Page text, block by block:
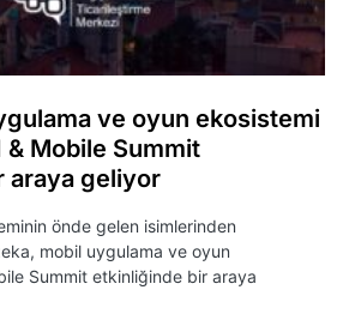
ve oyun ekosistemi
Mobile Summit
araya geliyor
önde gelen isimlerinden
mobil uygulama ve oyun
Summit etkinliğinde bir araya